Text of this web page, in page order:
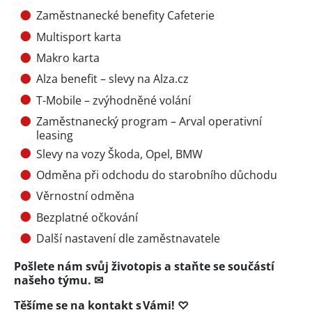
Zaměstnanecké benefity Cafeterie
Multisport karta
Makro karta
Alza benefit – slevy na Alza.cz
T-Mobile – zvýhodněné volání
Zaměstnanecký program – Arval operativní
leasing
Slevy na vozy Škoda, Opel, BMW
Odměna při odchodu do starobního důchodu
Věrnostní odměna
Bezplatné očkování
Další nastavení dle zaměstnavatele
Pošlete nám svůj životopis a staňte se součástí
našeho týmu. ✉
Těšíme se na kontakt s Vámi! ♡